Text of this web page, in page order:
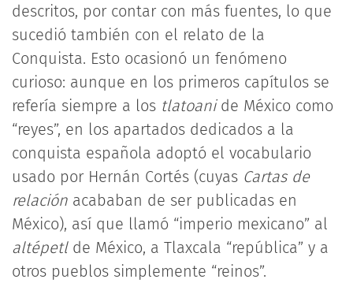
descritos, por contar con más fuentes, lo que
sucedió también con el relato de la
Conquista. Esto ocasionó un fenómeno
curioso: aunque en los primeros capítulos se
refería siempre a los tlatoanide México como
“reyes”, en los apartados dedicados a la
conquista española adoptó el vocabulario
usado por Hernán Cortés (cuyas Cartas de
relación acababan de ser publicadas en
México), así que llamó “imperio mexicano” al
altépetlde México, a Tlaxcala “república” y a
otros pueblos simplemente “reinos”.